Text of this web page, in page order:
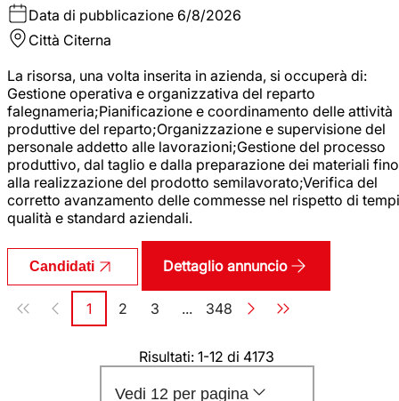
Data di pubblicazione 6/8/2026
Città Citerna
La risorsa, una volta inserita in azienda, si occuperà di:
Gestione operativa e organizzativa del reparto
falegnameria;Pianificazione e coordinamento delle attività
produttive del reparto;Organizzazione e supervisione del
personale addetto alle lavorazioni;Gestione del processo
produttivo, dal taglio e dalla preparazione dei materiali fino
alla realizzazione del prodotto semilavorato;Verifica del
corretto avanzamento delle commesse nel rispetto di
qualità e standard aziendali.
Candidati Dettaglio annuncio
Paginazione
Pagina
1 Pagina
2 Pagina
3 ... Pagina
348
Risultati: 1-12 di 4173
Vedi 12 per pagina